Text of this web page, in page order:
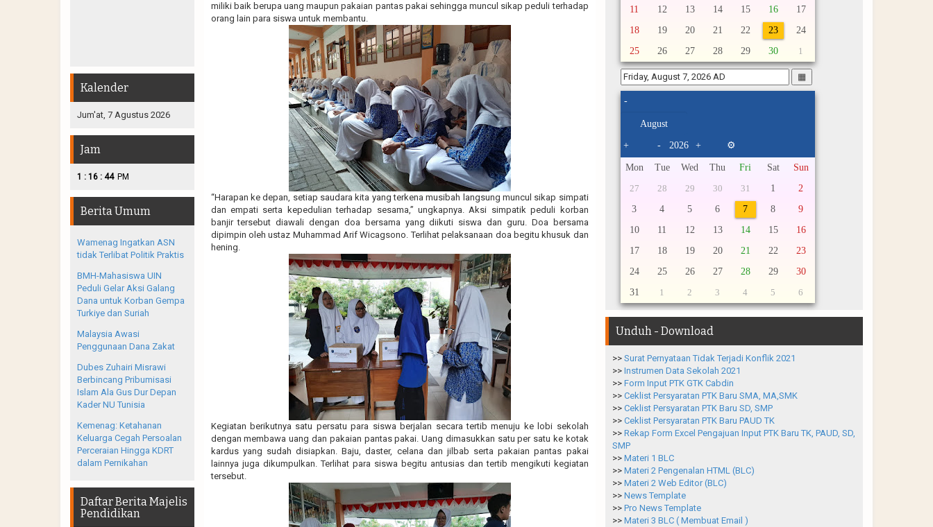
miliki baik berupa uang maupun pakaian pantas pakai sehingga muncul sikap peduli terhadap
orang lain para siswa untuk membantu.
“Harapan ke depan, setiap saudara kita yang terkena musibah langsung muncul sikap simpati
dan empati serta kepedulian terhadap sesama,” ungkapnya. Aksi simpatik peduli korban
banjir tersebut diawali dengan doa bersama yang diikuti siswa dan guru. Doa bersama
dipimpin oleh ustaz Muhammad Arif Wicagsono. Terlihat pelaksanaan doa begitu khusuk dan
hening.
Kegiatan berikutnya satu persatu para siswa berjalan secara tertib menuju ke lobi sekolah
dengan membawa uang dan pakaian pantas pakai. Uang dimasukkan satu per satu ke kotak
kardus yang sudah disiapkan. Baju, daster, celana dan jilbab serta pakaian pantas pakai
lainnya juga dikumpulkan. Terlihat para siswa begitu antusias dan tertib mengikuti kegiatan
tersebut.
Kalender
Jum'at, 7 Agustus 2026
Jam
1 : 16 : 45 PM
Berita Umum
Wamenag Ingatkan ASN
tidak Terlibat Politik Praktis
BMH-Mahasiswa UIN
Peduli Gelar Aksi Galang
Dana untuk Korban Gempa
Turkiye dan Suriah
Malaysia Awasi
Penggunaan Dana Zakat
Dubes Zuhairi Misrawi
Berbincang Pribumisasi
Islam Ala Gus Dur Depan
Kader NU Tunisia
Kemenag: Ketahanan
Keluarga Cegah Persoalan
Perceraian Hingga KDRT
dalam Pernikahan
Daftar Berita Majelis
Pendidikan
11
12 13 14 15 16
17
18
19 20 21 22 23
24
25
26 27 28 29 30 1
▦
-
+ - + ⚙
Mon Tue Wed Thu Fri Sat Sun
27 28 29 30 31 1
2
3
4 5 6 7 8
9
10
11 12 13 14 15
16
17
18 19 20 21 22
23
24
25 26 27 28 29
30
31
1 2 3 4 5 6
Unduh - Download
>> Surat Pernyataan Tidak Terjadi Konflik 2021
>> Instrumen Data Sekolah 2021
>> Form Input PTK GTK Cabdin
>> Ceklist Persyaratan PTK Baru SMA, MA,SMK
>> Ceklist Persyaratan PTK Baru SD, SMP
>> Ceklist Persyaratan PTK Baru PAUD TK
>> Rekap Form Excel Pengajuan Input PTK Baru TK, PAUD, SD,
SMP
>> Materi 1 BLC
>> Materi 2 Pengenalan HTML (BLC)
>> Materi 2 Web Editor (BLC)
>> News Template
>> Pro News Template
>> Materi 3 BLC ( Membuat Email )